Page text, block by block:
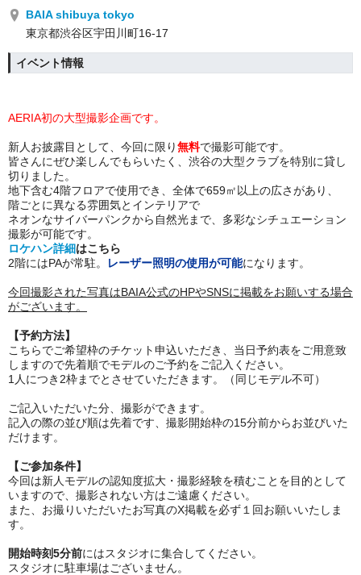
BAIA shibuya tokyo
東京都渋谷区宇田川町16-17
イベント情報
AERIA初の大型撮影企画です。
新人お披露目として、今回に限り無料で撮影可能です。
皆さんにぜひ楽しんでもらいたく、渋谷の大型クラブを特別に貸し
切りました。
地下含む4階フロアで使用でき、全体で659㎡以上の広さがあり、
階ごとに異なる雰囲気とインテリアで
ネオンなサイバーパンクから自然光まで、多彩なシチュエーション
撮影が可能です。
ロケハン詳細はこちら
​2階にはPAが常駐。
レーザー照明の使用が可能になります。
今回撮影された写真はBAIA公式のHPやSNSに掲載をお願いする場合
がございます。
【予約方法】
こちらでご希望枠のチケット申込いただき、当日予約表をご用意致
しますので先着順でモデルのご予約をご記入ください。
1人につき2枠までとさせていただきます。（同じモデル不可）
ご記入いただいた分、撮影ができます。
記入の際の並び順は先着です、撮影開始枠の15分前からお並びいた
だけます。
【ご参加条件】
今回は新人モデルの認知度拡大・撮影経験を積むことを目的として
いますので、撮影されない方はご遠慮ください。
また、お撮りいただいたお写真のX掲載を必ず１回お願いいたしま
す。
開始時刻5分前にはスタジオに集合してください。
スタジオに駐車場はございません。